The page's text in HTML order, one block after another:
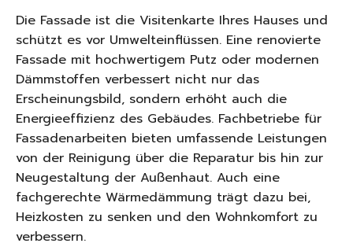
Die Fassade ist die Visitenkarte Ihres Hauses und
schützt es vor Umwelteinflüssen. Eine renovierte
Fassade mit hochwertigem Putz oder modernen
Dämmstoffen verbessert nicht nur das
Erscheinungsbild, sondern erhöht auch die
Energieeffizienz des Gebäudes. Fachbetriebe für
Fassadenarbeiten bieten umfassende Leistungen
von der Reinigung über die Reparatur bis hin zur
Neugestaltung der Außenhaut. Auch eine
fachgerechte Wärmedämmung trägt dazu bei,
Heizkosten zu senken und den Wohnkomfort zu
verbessern.